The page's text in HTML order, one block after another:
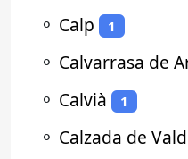
⚬ Calp 1
⚬ Calvarrasa de
⚬ Calvià 1
⚬ Calzada de